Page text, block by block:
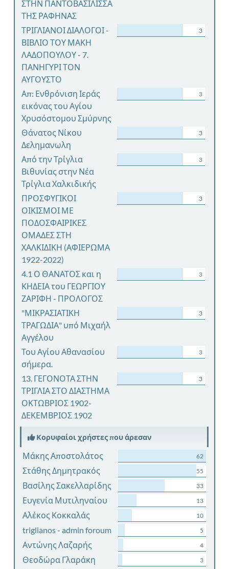
ΣΤΗΝ ΠΑΝΤΟΒΑΣΙΛΙΣΣΑ
ΤΗΣ ΡΑΦΗΝΑΣ
ΤΡΙΓΛΙΑΝΟΙ ΔΙΑΛΟΓΟΙ -
ΒΙΒΛΙΟ ΤΟΥ ΜΑΚΗ
ΛΑΔΟΠΟΥΛΟΥ - 7.
ΠΑΝΗΓΥΡΙ ΤΟΝ
ΑΥΓΟΥΣΤΟ
3
Απ: Ενθρόνιση Ιεράς
εικόνας του Αγίου
Χρυσόστομου Σμύρνης
3
Θάνατος Νίκου
Δελημανωλη
3
Από την Τρίγλια
Βιθυνίας στην Νέα
Τρίγλια Χαλκιδικής
3
ΠΡΟΣΦΥΓΙΚΟΙ
ΟΙΚΙΣΜΟΙ ΜΕ
ΠΟΔΟΣΦΑΙΡΙΚΕΣ
ΟΜΑΔΕΣ ΣΤΗ
ΧΑΛΚΙΔΙΚΗ (ΑΦΙΕΡΩΜΑ
1922-2022)
3
4.1 Ο ΘΑΝΑΤΟΣ και η
ΚΗΔΕΙΑ του ΓΕΩΡΓΙΟΥ
ΖΑΡΙΦΗ - ΠΡΟΛΟΓΟΣ
3
"ΜΙΚΡΑΣΙΑΤΙΚΗ
ΤΡΑΓΩΔΙΑ" υπό Μιχαήλ
Αγγέλου
3
Του Αγίου Αθανασίου
σήμερα.
3
13. ΓΕΓΟΝΟΤΑ ΣΤΗΝ
ΤΡΙΓΛΙΑ ΣΤΟ ΔΙΑΣΤΗΜΑ
ΟΚΤΩΒΡΙΟΣ 1902-
ΔΕΚΕΜΒΡΙΟΣ 1902
3
Κορυφαίοι χρήστες που άρεσαν
Μάκης Αποστολάτος 62
Στάθης Δημητρακός 55
Βασίλης Σακελλαρίδης 33
Ευγενία Μυτιληναίου 13
Αλέκος Κοκκαλάς 10
triglianos - admin foroum 5
Αντώνης Λαζαρής 4
Θεοδώρα Γλαράκη 3